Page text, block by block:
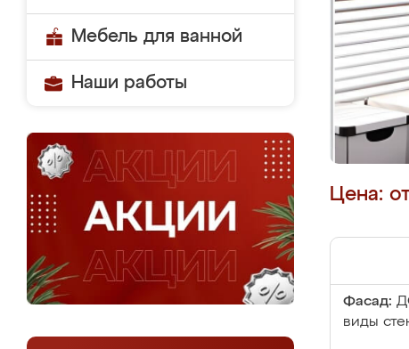
Мебель для ванной
Наши работы
Цена:
Фасад:
виды